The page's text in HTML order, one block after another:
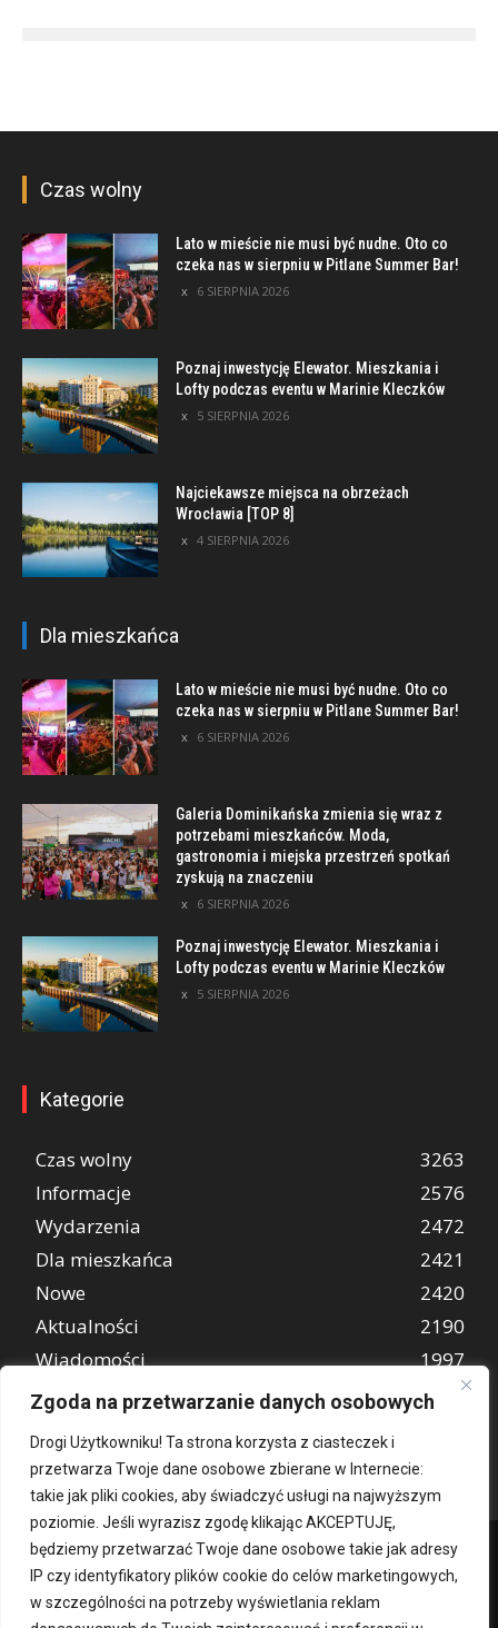
Zgoda na przetwarzanie danych osobowych
Drogi Użytkowniku! Ta strona korzysta z ciasteczek i
przetwarza Twoje dane osobowe zbierane w Internecie:
takie jak pliki cookies, aby świadczyć usługi na najwyższym
poziomie. Jeśli wyrazisz zgodę klikając AKCEPTUJĘ,
będziemy przetwarzać Twoje dane osobowe takie jak adresy
IP czy identyfikatory plików cookie do celów marketingowych,
w szczególności na potrzeby wyświetlania reklam
Czas wolny
Lato w mieście nie musi być nudne. Oto co
czeka nas w sierpniu w Pitlane Summer Bar!
6 SIERPNIA 2026
Poznaj inwestycję Elewator. Mieszkania i
Lofty podczas eventu w Marinie Kleczków
5 SIERPNIA 2026
Najciekawsze miejsca na obrzeżach
Wrocławia [TOP 8]
4 SIERPNIA 2026
Dla mieszkańca
Lato w mieście nie musi być nudne. Oto co
czeka nas w sierpniu w Pitlane Summer Bar!
6 SIERPNIA 2026
Galeria Dominikańska zmienia się wraz z
potrzebami mieszkańców. Moda,
gastronomia i miejska przestrzeń spotkań
zyskują na znaczeniu
6 SIERPNIA 2026
Poznaj inwestycję Elewator. Mieszkania i
Lofty podczas eventu w Marinie Kleczków
5 SIERPNIA 2026
Kategorie
Czas wolny
3263
Informacje
2576
Wydarzenia
2472
Dla mieszkańca
2421
Nowe
2420
Aktualności
2190
Wiadomości
1997
REKLAMA
849